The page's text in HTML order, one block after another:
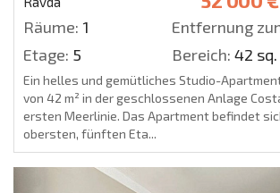
Räume: 1 Entfernung
Etage: 5 Bereich: 42
Ein helles und gemütliches Studio-
von 42 m² in der geschlossenen Anlage
ersten Meerlinie. Das Apartment befindet
obersten, fünften Eta...